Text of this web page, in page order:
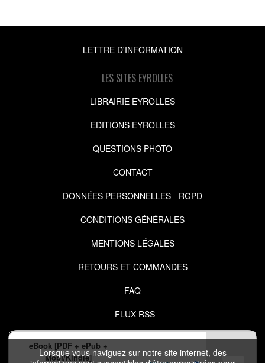
Lorsque vous naviguez sur notre site internet, des
eBook [PDF + ePub +
Mobi/Kindle]
LETTRE D'INFORMATION
LES SITES EYROLLES
LIBRAIRIE EYROLLES
EDITIONS EYROLLES
QUESTIONS PHOTO
CONTACT
DONNÉES PERSONNELLES - RGPD
CONDITIONS GÉNÉRALES
MENTIONS LÉGALES
RETOURS ET COMMANDES
FAQ
FLUX RSS